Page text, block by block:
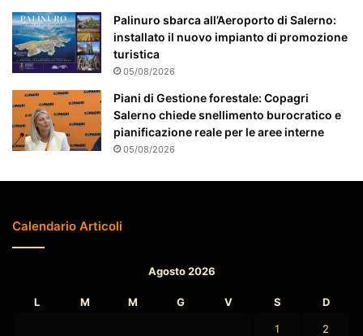
o
n
a
t
o
Palinuro sbarca all’Aeroporto di Salerno:
installato il nuovo impianto di promozione
turistica
05/08/2026
Piani di Gestione forestale: Copagri
Salerno chiede snellimento burocratico e
pianificazione reale per le aree interne
05/08/2026
Calendario Articoli
Agosto 2026
L M M G V S D
1 2